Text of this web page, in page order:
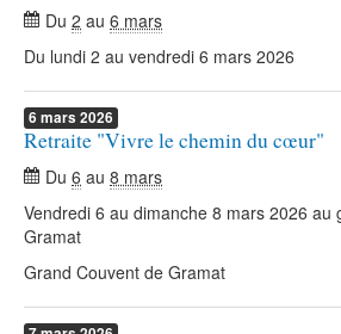
Du 2 au 6 mars
Du lundi 2 au vendredi 6 mars 2026
6 mars 2026
Retraite "Vivre le chemin du cœur"
Du 6 au 8 mars
Vendredi 6 au dimanche 8 mars 2026 au
Gramat
Grand Couvent de Gramat